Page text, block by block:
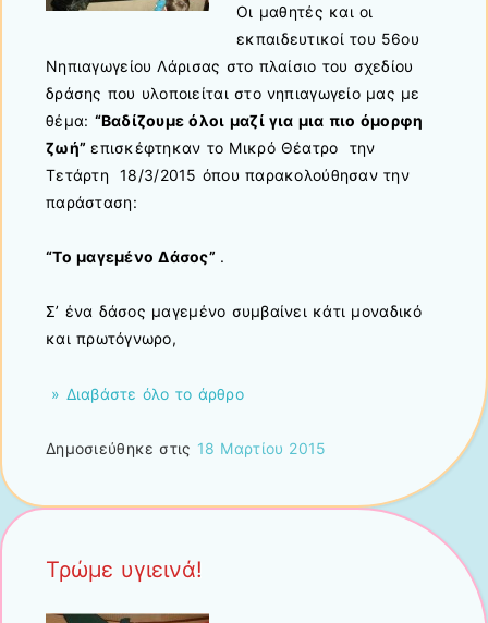
Οι μαθητές και οι
εκπαιδευτικοί του 56ου
Νηπιαγωγείου Λάρισας στο πλαίσιο του σχεδίου
δράσης που υλοποιείται στο νηπιαγωγείο μας με
θέμα: “Βαδίζουμε όλοι μαζί για μια πιο όμορφη
ζωή”επισκέφτηκαν το Μικρό Θέατρο την
Τετάρτη 18/3/2015 όπου παρακολούθησαν την
παράσταση:
“Το μαγεμένο Δάσος” .
Σ’ ένα δάσος μαγεμένο συμβαίνει κάτι μοναδικό
και πρωτόγνωρο,
» Διαβάστε όλο το άρθρο
Δημοσιεύθηκε στις 18 Μαρτίου 2015
Τρώμε υγιεινά!